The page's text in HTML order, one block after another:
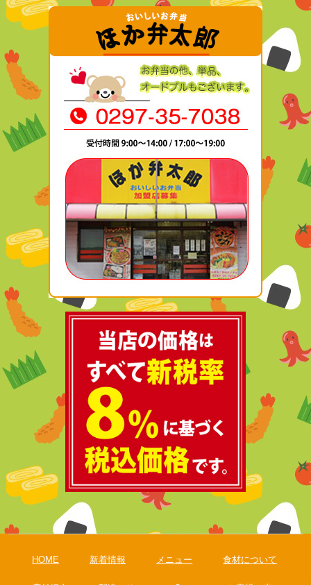
HOME 新着情報 メニュー 食材について